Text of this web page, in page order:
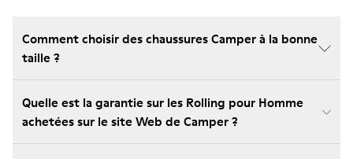
Comment choisir des chaussures Camper à la bonne
taille ?
Quelle est la garantie sur les Rolling pour Homme
achetées sur le site Web de Camper ?